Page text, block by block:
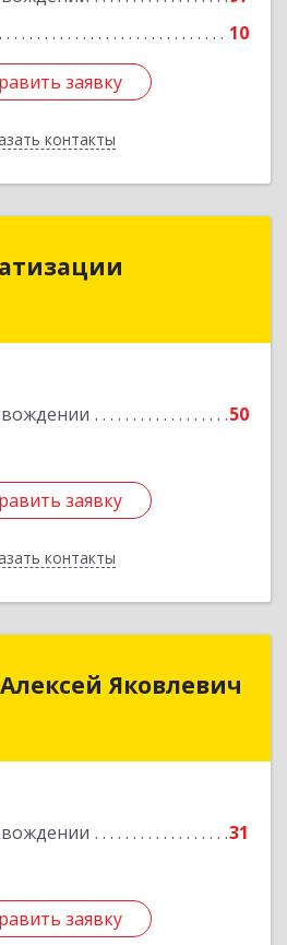
10
заявку
контакты
заявку
Назад
50
заявку
контакты
край, Амурск г, Мира пр-
заявку
Назад
Яковлевич
31
заявку
Яковлевич
г. Благовещенск, ул.
заявку